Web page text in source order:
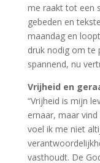
me raakt tot een
gebeden en
maandag en
druk nodig om te
spannend, nu
Vrijheid en
“Vrijheid is mijn
ernaar, maar
voel ik me niet
vasthoudt. De